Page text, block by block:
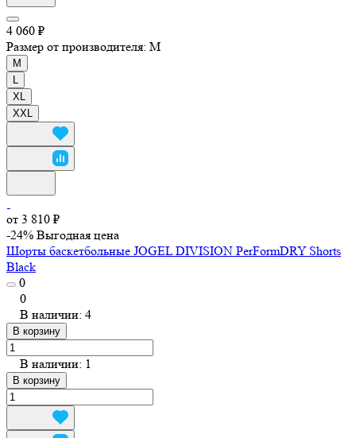
4 060 ₽
Размер от производителя: M
M
XL
XXL
от 3 810 ₽
-24% Выгодная цена
Шорты баскетбольные JOGEL DIVISION PerFormDRY Shorts
Black
0
0
В наличии: 4
В корзину
В наличии: 1
В корзину